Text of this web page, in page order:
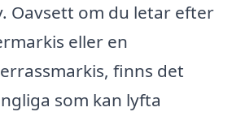
Oavsett om du letar efter
eller en
finns det
som kan lyfta